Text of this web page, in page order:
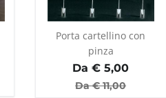
Porta cartellino con
pinza
Da € 5,00
Da €11,00